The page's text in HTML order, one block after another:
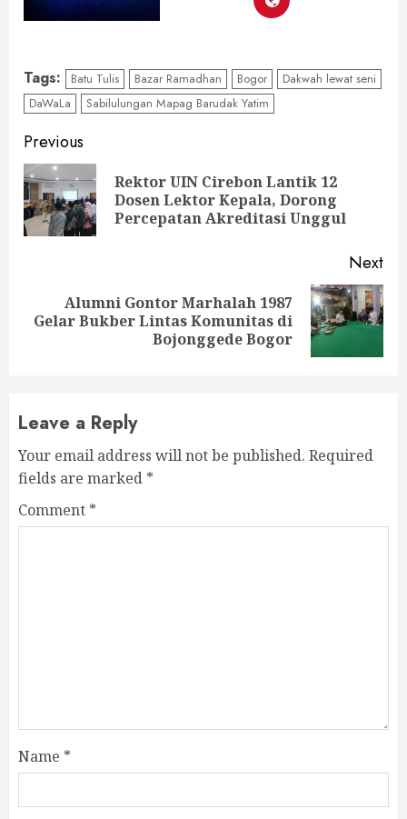
Tags: Batu Tulis Bazar Ramadhan Bogor
Dakwah lewat seni
DaWaLa
Sabilulungan Mapag Barudak Yatim
Continue
Reading
Previous
Rektor UIN Cirebon Lantik 12
Dosen Lektor Kepala, Dorong
Percepatan Akreditasi Unggul
Next
Next
Alumni Gontor Marhalah 1987
Gelar Bukber Lintas Komunitas di
Bojonggede Bogor
Leave a Reply
Your email address will not be published. Required
fields are marked *
Comment *
Name *